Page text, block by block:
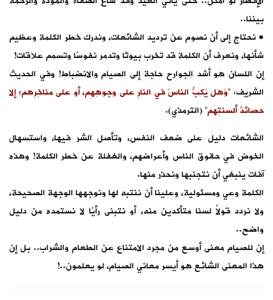
بيننا..
• نحتاج إلى أن نصوم عن ترديد الشائعات، وندرك خطر الكلمة وعظيم
شأنها، ونعرف أن الكلمة قد تخرب بيوتًا وتدمر نفوسًا وتسمم علاقات!
إن اللسان هو أشد الجوارح حاجة إلى الصيام والانضباط! وفي الحديث
الشريف:“وَهل يَكبُّ الناسَ في النارِ على وجوهِهِم، أو على مناخِرِهم؛ إلا
حصائدُ ألسنتِهم”(الترمذي).
الشائعات دليل على ضعف النفس، وتأصل الشر فيها، واستسهال
الخوض في حقوق الناس وأعراضهم، والغفلة عن خطر الكلمة! وهذه
آفات ينبغي أن نتجنبها ونحذر منها.
الكلمة وعي ومسئولية، وعلينا أن ننتبه لها ونوجهها الوجهة الصحيحة،
ولا نردد قولاً لسنا متأكدين منه، أو نتبنى رأيًا لا نستمده من دليل
واضح..
إن للصيام معنى أوسع من مجرد الامتناع عن الطعام والشراب.. بل إن
هذا المعنى الشائع هو أيسر معاني الصيام، لو يعلمون..!